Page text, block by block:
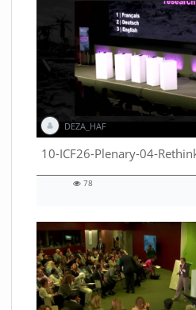
DEZA_HAF
02:25:22 duration
78